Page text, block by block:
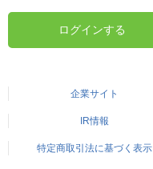
ログインする
企業サイト
IR情報
特定商取引法に基づく表示